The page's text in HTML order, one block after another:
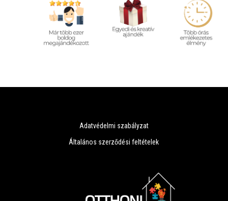
Adatvédelmi szabályzat
Általános szerződési feltételek